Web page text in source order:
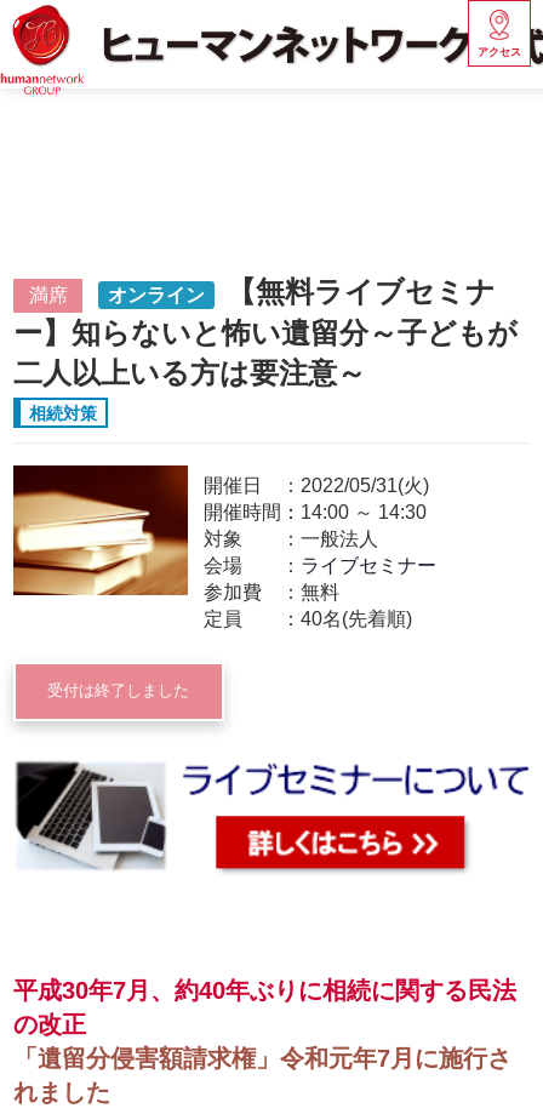
アクセス
満席 オンライン
【無料ライブセミナ
ー】知らないと怖い遺留分～子どもが
二人以上いる方は要注意～
相続対策
開催日
2022/05/31(火)
開催時間： 14:00～ 14:30
対象
一般法人
会場
ライブセミナー
参加費
無料
定員
40名(先着順)
受付は終了しました
平成30年7月、約40年ぶりに相続に関する民法
の改正
「遺留分侵害額請求権」令和元年7月に施行さ
れました